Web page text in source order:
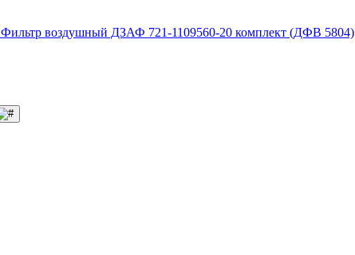
Фильтр воздушный ДЗАФ 721-1109560-20 комплект (ДФВ 5804)